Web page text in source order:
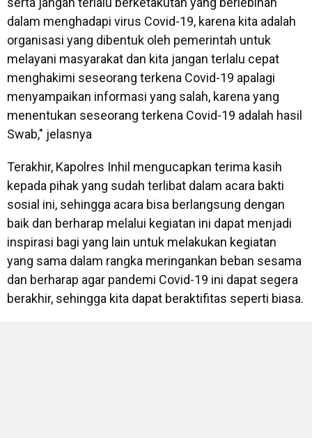
dalam menghadapi virus Covid-19, karena kita adalah
organisasi yang dibentuk oleh pemerintah untuk
melayani masyarakat dan kita jangan terlalu cepat
menghakimi seseorang terkena Covid-19 apalagi
menyampaikan informasi yang salah, karena yang
menentukan seseorang terkena Covid-19 adalah hasil
Swab," jelasnya
Terakhir, Kapolres Inhil mengucapkan terima kasih
kepada pihak yang sudah terlibat dalam acara bakti
sosial ini, sehingga acara bisa berlangsung dengan
baik dan berharap melalui kegiatan ini dapat menjadi
inspirasi bagi yang lain untuk melakukan kegiatan
yang sama dalam rangka meringankan beban sesama
dan berharap agar pandemi Covid-19 ini dapat segera
berakhir, sehingga kita dapat beraktifitas seperti biasa.